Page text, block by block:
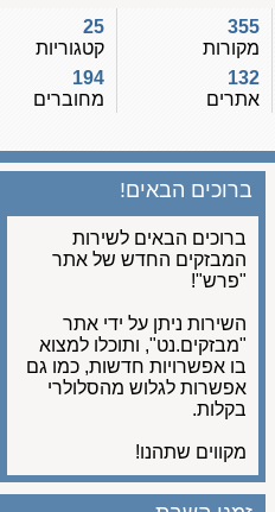
355
מקורות
132
אתרים
קטגוריות
194
מחוברים
ברוכים הבאים!
ברוכים הבאים לשירות
המבזקים החדש של אתר
"פרש"!
השירות ניתן על ידי אתר
"מבזקים.נט", ותוכלו למצוא
בו אפשרויות חדשות, כמו גם
אפשרות לגלוש מהסלולרי
בקלות.
מקווים שתהנו!